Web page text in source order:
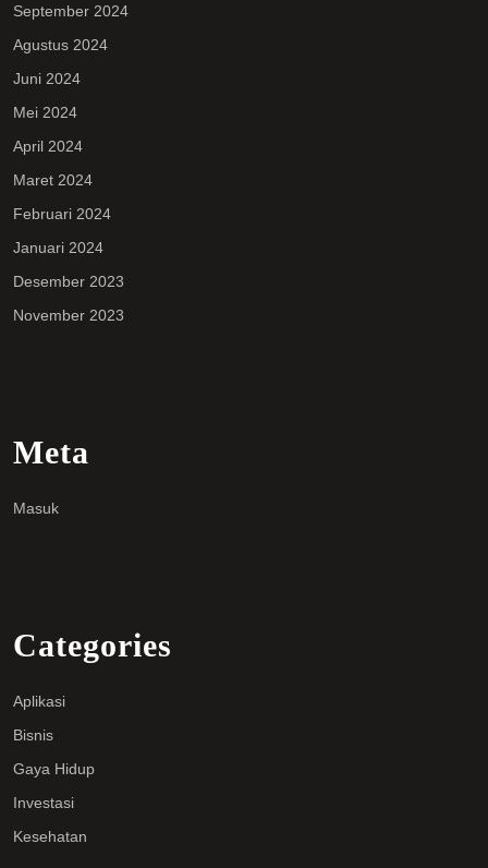
September 2024
Agustus 2024
Juni 2024
Mei 2024
April 2024
Maret 2024
Februari 2024
Januari 2024
Desember 2023
November 2023
Meta
Masuk
Categories
Aplikasi
Bisnis
Gaya Hidup
Investasi
Kesehatan